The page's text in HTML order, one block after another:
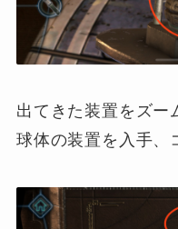
出てきた装置をズー
球体の装置を入手、